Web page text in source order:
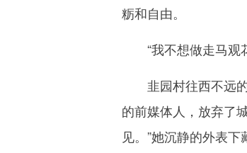
粝和自由。
“我不想做走马观花
韭园村往西不远的
的前媒体人，放弃了
见。”她沉静的外表